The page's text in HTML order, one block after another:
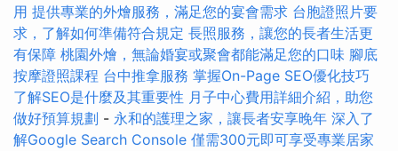
用 提供專業的外燴服務，滿足您的宴會需求 台胞證照片要
求，了解如何準備符合規定 長照服務，讓您的長者生活更
有保障 桃園外燴，無論婚宴或聚會都能滿足您的口味 腳底
按摩證照課程 台中推拿服務 掌握On-Page SEO優化技巧
了解SEO是什麼及其重要性 月子中心費用詳細介紹，助您
做好預算規劃 - 永和的護理之家，讓長者安享晚年 深入了
解Google Search Console 僅需300元即可享受專業居家